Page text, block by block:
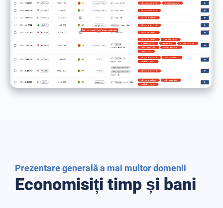
Prezentare generală a mai multor domenii
Economisiți timp și bani